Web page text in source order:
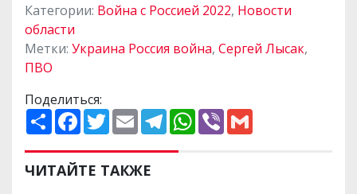
Категории: Война с Россией 2022, Новости
области
Метки: Украина Россия война, Сергей Лысак,
ПВО
Поделиться:
П
о
и
р
и
F
a
e
b
o
T
w
t
t
e
E
m
i
l
T
e
e
W
h
V
ЧИТАЙТЕ ТАКЖЕ